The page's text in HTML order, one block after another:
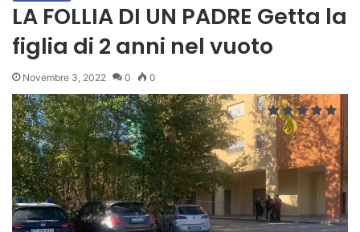
LA FOLLIA DI UN PADRE Getta la
figlia di 2 anni nel vuoto
Novembre 3, 2022 0 0